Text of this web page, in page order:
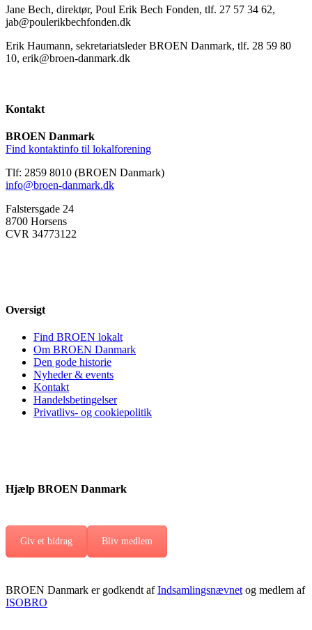
Jane Bech, direktør, Poul Erik Bech Fonden, tlf. 27 57 34 62,
jab@poulerikbechfonden.dk
Erik Haumann, sekretariatsleder BROEN Danmark, tlf. 28 59 80
10, erik@broen-danmark.dk
Kontakt
BROEN Danmark
Find kontaktinfo til lokalforening
Tlf: 2859 8010 (BROEN Danmark)
info@broen-danmark.dk
Falstersgade 24
8700 Horsens
CVR 34773122
Oversigt
Find BROEN lokalt
Om BROEN Danmark
Den gode historie
Nyheder & events
Kontakt
Handelsbetingelser
Privatlivs- og cookiepolitik
Hjælp BROEN Danmark
Giv et bidrag Bliv medlem
BROEN Danmark er godkendt afIndsamlingsnævnet og medlem af
ISOBRO